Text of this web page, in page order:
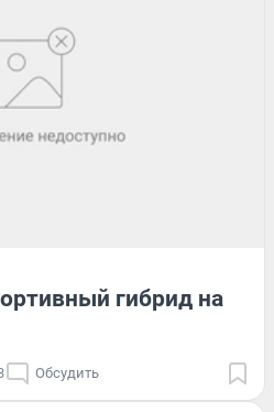
гибрид на
Обсудить